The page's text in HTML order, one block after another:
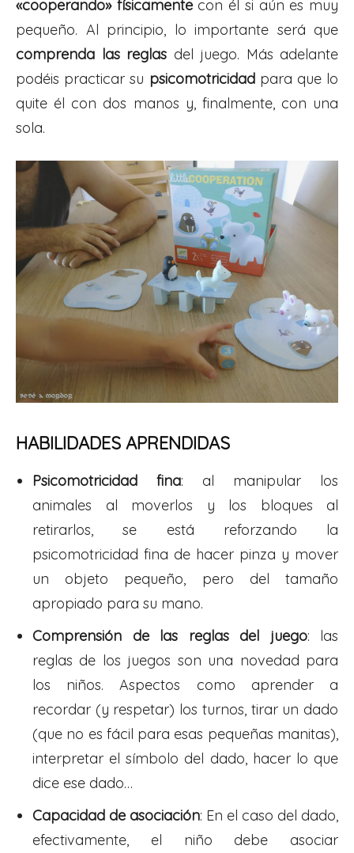
«cooperando» físicamentecon él si aún es muy
pequeño. Al principio, lo importante será que
comprenda las reglas del juego. Más adelante
podéis practicar su psicomotricidadpara que lo
quite él con dos manos y, finalmente, con una
sola.
HABILIDADES APRENDIDAS
Psicomotricidad fina: al manipular los
animales al moverlos y los bloques al
retirarlos, se está reforzando la
psicomotricidad fina de hacer pinza y mover
un objeto pequeño, pero del tamaño
apropiado para su mano.
Comprensión de las reglas del juego: las
reglas de los juegos son una novedad para
los niños. Aspectos como aprender a
recordar (y respetar) los turnos, tirar un dado
(que no es fácil para esas pequeñas manitas),
interpretar el símbolo del dado, hacer lo que
dice ese dado…
Capacidad de asociación: En el caso del dado,
efectivamente, el niño debe asociar